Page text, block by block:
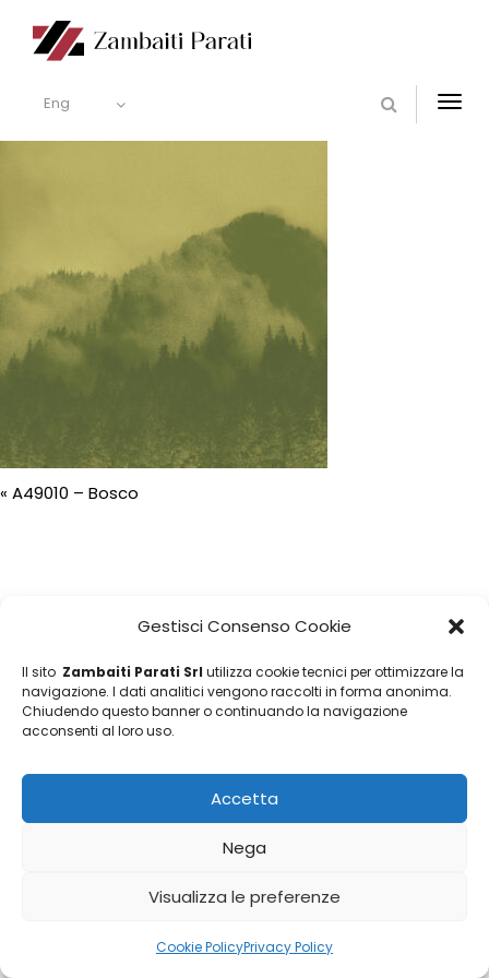
Gestisci Consenso Cookie
Il sito Zambaiti Parati Srl utilizza cookie tecnici per ottimizzare la
navigazione. I dati analitici vengono raccolti in forma anonima.
Chiudendo questo banner o continuando la navigazione
acconsenti al loro uso.
Accetta
Nega
Visualizza le preferenze
Cookie PolicyPrivacy Policy
Eng
« A49010 – Bosco